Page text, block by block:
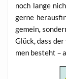
noch lan­ge
ger­ne
ge­mein,
Glück, dass
men besteht –